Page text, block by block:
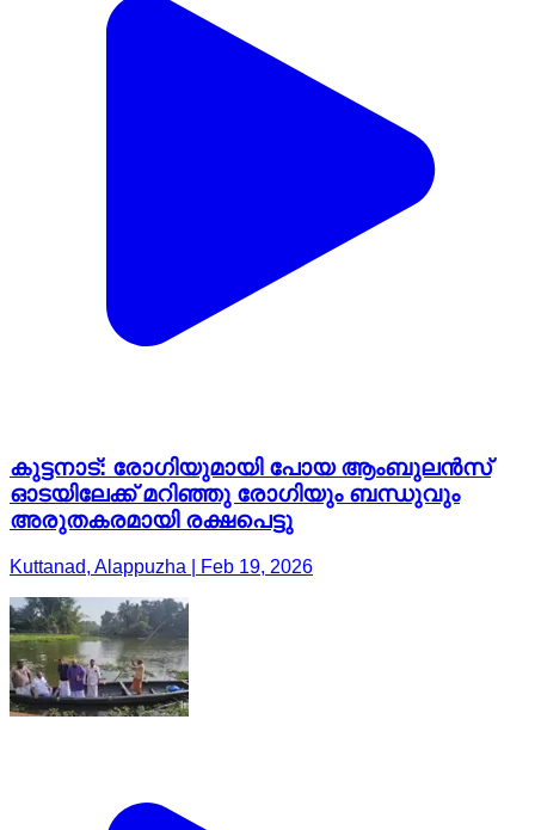
കുട്ടനാട്: രോഗിയുമായി പോയ ആംബുലൻസ്
ഓടയിലേക്ക് മറിഞ്ഞു രോഗിയും ബന്ധുവും
അരുതകരമായി രക്ഷപെട്ടു
Kuttanad, Alappuzha | Feb 19, 2026